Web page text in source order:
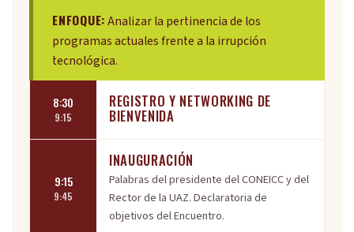
ENFOQUE:Analizar la pertinencia de los
programas actuales frente a la irrupción
tecnológica.
8:30
9:15
REGISTRO Y NETWORKING DE
BIENVENIDA
9:15
9:45
INAUGURACIÓN
Palabras del presidente del CONEICC y del
Rector de la UAZ. Declaratoria de
objetivos del Encuentro.